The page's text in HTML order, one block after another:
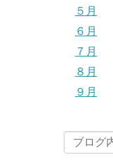
５月
６月
７月
８月
９月